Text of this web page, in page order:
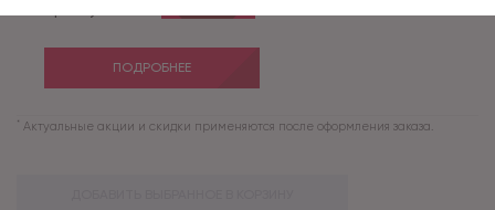
ПОДРОБНЕЕ
* Актуальные акции и скидки применяются после оформления заказа.